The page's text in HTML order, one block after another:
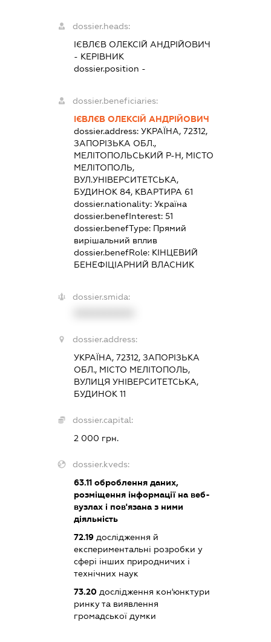
dossier.heads:
ІЄВЛЄВ ОЛЕКСІЙ АНДРІЙОВИЧ
- КЕРІВНИК
dossier.position -
dossier.beneficiaries:
ІЄВЛЄВ ОЛЕКСІЙ АНДРІЙОВИЧ
dossier.address:УКРАЇНА, 72312,
ЗАПОРІЗЬКА ОБЛ.,
МЕЛІТОПОЛЬСЬКИЙ Р-Н, МІСТО
МЕЛІТОПОЛЬ,
ВУЛ.УНІВЕРСИТЕТСЬКА,
БУДИНОК 84, КВАРТИРА 61
dossier.nationality:Україна
dossier.benefInterest:51
dossier.benefType: Прямий
вирішальний вплив
dossier.benefRole: КІНЦЕВИЙ
БЕНЕФІЦІАРНИЙ ВЛАСНИК
dossier.smida:
dossier.address:
УКРАЇНА, 72312, ЗАПОРІЗЬКА
ОБЛ., МІСТО МЕЛІТОПОЛЬ,
ВУЛИЦЯ УНІВЕРСИТЕТСЬКА,
БУДИНОК 11
dossier.capital:
2 000 грн.
dossier.kveds:
63.11 оброблення даних,
розміщення інформації на веб-
вузлах і пов'язана з ними
діяльність
72.19 дослідження й
експериментальні розробки у
сфері інших природничих і
технічних наук
73.20 дослідження кон'юнктури
ринку та виявлення
громадської думки